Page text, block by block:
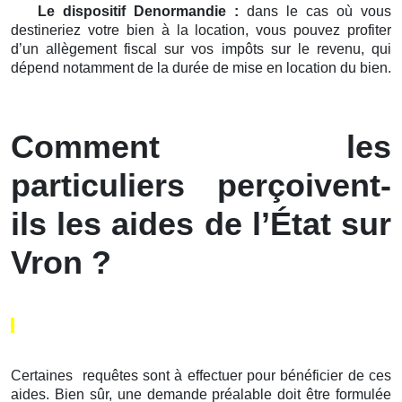
Le dispositif Denormandie : dans le cas où vous
destineriez votre bien à la location, vous pouvez profiter
d’un allègement fiscal sur vos impôts sur le revenu, qui
dépend notamment de la durée de mise en location du bien.
Comment les
particuliers perçoivent-
ils les aides de l’État sur
Vron ?
Certaines requêtes sont à effectuer pour bénéficier de ces
aides. Bien sûr, une demande préalable doit être formulée